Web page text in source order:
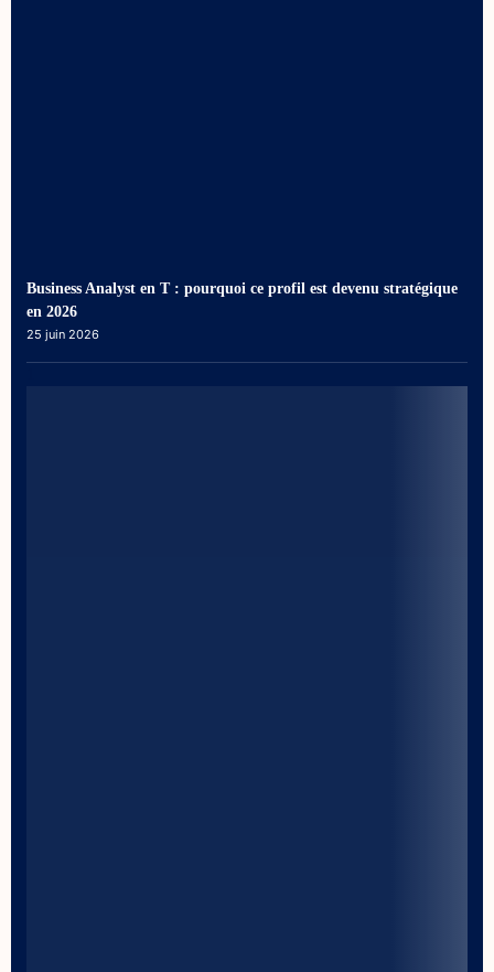
Business Analyst en T : pourquoi ce profil est devenu stratégique
en 2026
25 juin 2026